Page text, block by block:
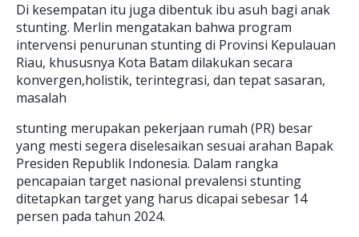
Di kesempatan itu juga dibentuk ibu asuh bagi anak
stunting. Merlin mengatakan bahwa program
intervensi penurunan stunting di Provinsi Kepulauan
Riau, khususnya Kota Batam dilakukan secara
konvergen,holistik, terintegrasi, dan tepat sasaran,
masalah
stunting merupakan pekerjaan rumah (PR) besar
yang mesti segera diselesaikan sesuai arahan Bapak
Presiden Republik Indonesia. Dalam rangka
pencapaian target nasional prevalensi stunting
ditetapkan target yang harus dicapai sebesar 14
persen pada tahun 2024.